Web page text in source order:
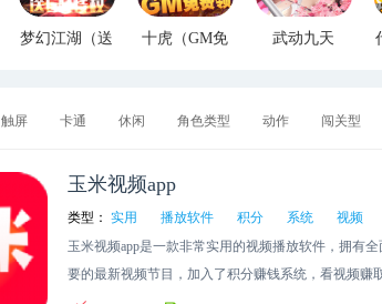
梦幻江湖（送
十虎（GM免
武动九天
触屏 卡通 休闲 角色类型 动作 闯关型
玉米视频app
类型： 实用 播放软件 积分 系统 视频
玉米视频app是一款非常实用的视频播放软件，拥有
要的最新视频节目，加入了积分赚钱系统，看视频赚